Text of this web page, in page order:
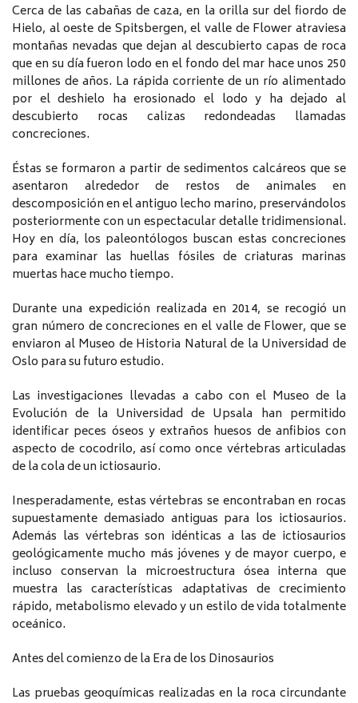
Cerca de las cabañas de caza, en la orilla sur del fiordo de
Hielo, al oeste de Spitsbergen, el valle de Flower atraviesa
montañas nevadas que dejan al descubierto capas de roca
que en su día fueron lodo en el fondo del mar hace unos 250
millones de años. La rápida corriente de un río alimentado
por el deshielo ha erosionado el lodo y ha dejado al
descubierto rocas calizas redondeadas llamadas
concreciones.
Éstas se formaron a partir de sedimentos calcáreos que se
asentaron alrededor de restos de animales en
descomposición en el antiguo lecho marino, preservándolos
posteriormente con un espectacular detalle tridimensional.
Hoy en día, los paleontólogos buscan estas concreciones
para examinar las huellas fósiles de criaturas marinas
muertas hace mucho tiempo.
Durante una expedición realizada en 2014, se recogió un
gran número de concreciones en el valle de Flower, que se
enviaron al Museo de Historia Natural de la Universidad de
Oslo para su futuro estudio.
Las investigaciones llevadas a cabo con el Museo de la
Evolución de la Universidad de Upsala han permitido
identificar peces óseos y extraños huesos de anfibios con
aspecto de cocodrilo, así como once vértebras articuladas
de la cola de un ictiosaurio.
Inesperadamente, estas vértebras se encontraban en rocas
supuestamente demasiado antiguas para los ictiosaurios.
Además las vértebras son idénticas a las de ictiosaurios
geológicamente mucho más jóvenes y de mayor cuerpo, e
incluso conservan la microestructura ósea interna que
muestra las características adaptativas de crecimiento
rápido, metabolismo elevado y un estilo de vida totalmente
oceánico.
Antes del comienzo de la Era de los Dinosaurios
Las pruebas geoquímicas realizadas en la roca circundante